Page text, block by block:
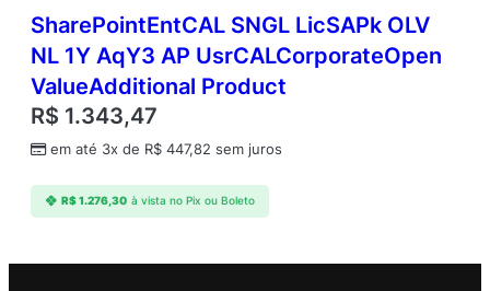
SharePointEntCAL SNGL LicSAPk OLV
NL 1Y AqY3 AP UsrCALCorporateOpen
ValueAdditional Product
R$ 1.343,47
em até 3x de R$ 447,82 sem juros
R$1.276,30 à vista no Pix ou Boleto